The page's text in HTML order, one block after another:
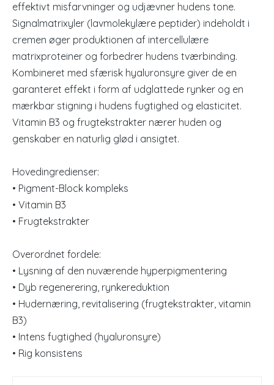
effektivt misfarvninger og udjævner hudens tone.
Signalmatrixyler (lavmolekylære peptider) indeholdt i
cremen øger produktionen af intercellulære
matrixproteiner og forbedrer hudens tværbinding.
Kombineret med sfærisk hyaluronsyre giver de en
garanteret effekt i form af udglattede rynker og en
mærkbar stigning i hudens fugtighed og elasticitet.
Vitamin B3 og frugtekstrakter nærer huden og
genskaber en naturlig glød i ansigtet.
Hovedingredienser:
• Pigment-Block kompleks
• Vitamin B3
• Frugtekstrakter
Overordnet fordele:
• Lysning af den nuværende hyperpigmentering
• Dyb regenerering, rynkereduktion
• Hudernæring, revitalisering (frugtekstrakter, vitamin
B3)
• Intens fugtighed (hyaluronsyre)
• Rig konsistens